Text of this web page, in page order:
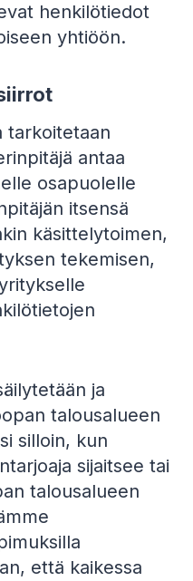
henkilötiedot
yhtiöön.
tarkoitetaan
antaa
osapuolelle
itsensä
käsittelytoimen,
tekemisen,
ja
talousalueen
silloin, kun
sijaitsee tai
talousalueen
että kaikessa